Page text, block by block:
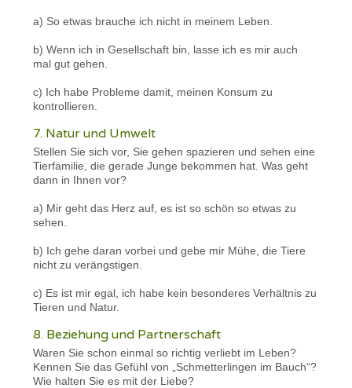
a) So etwas brauche ich nicht in meinem Leben.
b) Wenn ich in Gesellschaft bin, lasse ich es mir auch
mal gut gehen.
c) Ich habe Probleme damit, meinen Konsum zu
kontrollieren.
7. Natur und Umwelt
Stellen Sie sich vor, Sie gehen spazieren und sehen eine
Tierfamilie, die gerade Junge bekommen hat. Was geht
dann in Ihnen vor?
a) Mir geht das Herz auf, es ist so schön so etwas zu
sehen.
b) Ich gehe daran vorbei und gebe mir Mühe, die Tiere
nicht zu verängstigen.
c) Es ist mir egal, ich habe kein besonderes Verhältnis zu
Tieren und Natur.
8. Beziehung und Partnerschaft
Waren Sie schon einmal so richtig verliebt im Leben?
Kennen Sie das Gefühl von „Schmetterlingen im Bauch“?
Wie halten Sie es mit der Liebe?